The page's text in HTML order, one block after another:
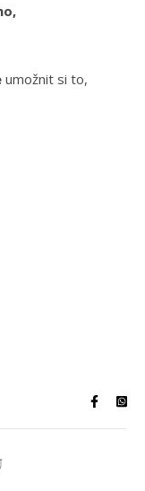
umožnit si to,